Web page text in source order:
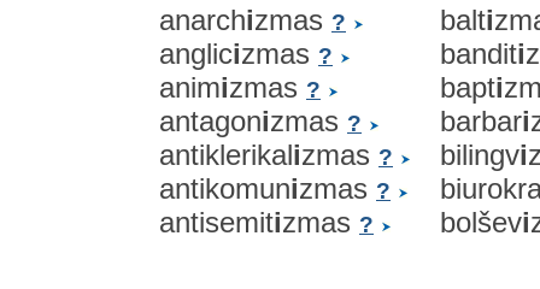
anarchizmas ?
anglicizmas ?
animizmas ?
antagonizmas ?
antiklerikalizmas ?
antikomunizmas ?
antisemitizmas ?
balti
banditi
bapti
barbari
bilingvi
bolševi